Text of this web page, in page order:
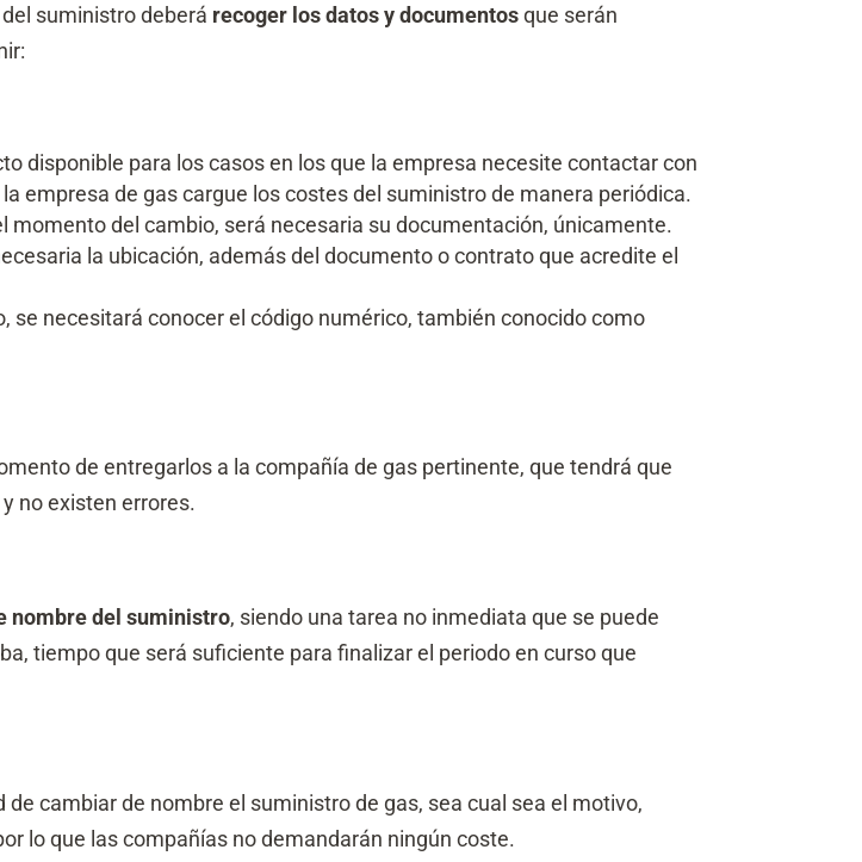
suministro deberá recoger los datos y documentosque serán
disponible para los casos en los que la empresa necesite contactar con
empresa de gas cargue los costes del suministro de manera periódica.
momento del cambio, será necesaria su documentación, únicamente.
la ubicación, además del documento o contrato que acredite el
necesitará conocer el código numérico, también conocido como
de entregarlos a la compañía de gas pertinente, que tendrá que
no existen errores.
nombre del suministro, siendo una tarea no inmediata que se puede
tiempo que será suficiente para finalizar el periodo en curso que
cambiar de nombre el suministro de gas, sea cual sea el motivo,
lo que las compañías no demandarán ningún coste.